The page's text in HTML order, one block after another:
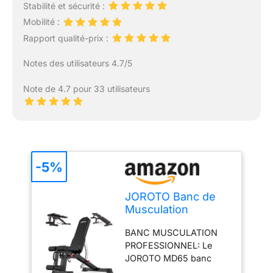
Stabilité et sécurité :
Mobilité :
Rapport qualité-prix :
Notes des utilisateurs 4.7/5
Note de 4.7 pour 33 utilisateurs
JOROTO Banc de
Musculation
Musculation
Multifonction pour
la Maison, Banc
BANC MUSCULATION
PROFESSIONNEL: Le
JOROTO MD65 banc
-5%